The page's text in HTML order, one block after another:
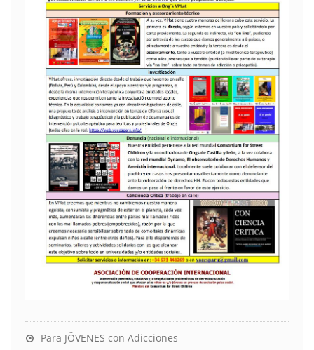
Para JÖVENES con Adicciones